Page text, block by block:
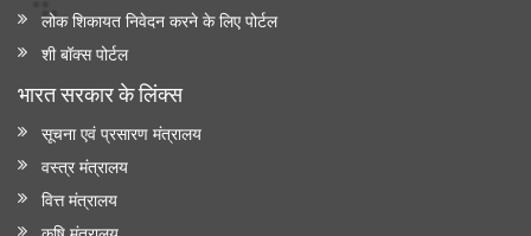
लोक शिकायत निवेदन करने के लिए पोर्टल
शी बॉक्स पोर्टल
भारत सरकार के लिंक्‍स
सूचना एवं प्रसारण मंत्रालय
वस्त्र मंत्रालय
वित्त मंत्रालय